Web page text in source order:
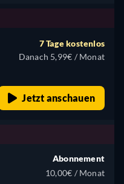
7 Tage kostenlos
Danach 5,99€ / Monat
Jetzt anschauen
Abonnement
10,00€ / Monat